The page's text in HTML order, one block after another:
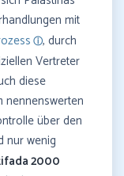
mit
, durch
Vertreter
diese
nennenswerten
über den
nur wenig
2000